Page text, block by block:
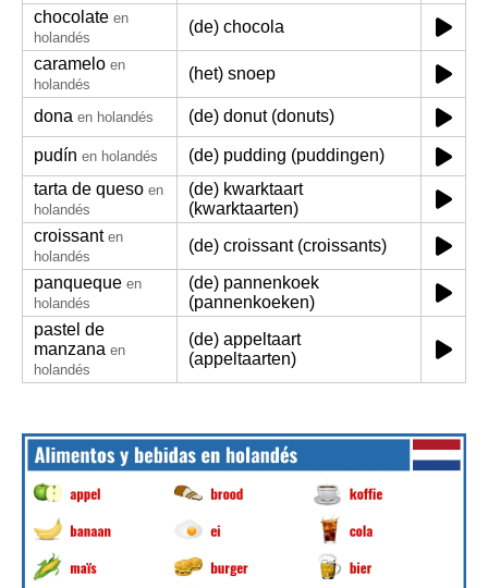
chocolate en
holandés
(de) chocola
caramelo en
holandés
(het) snoep
dona en holandés (de) donut (donuts)
pudín en holandés
(de) pudding (puddingen)
tarta de queso en
holandés
(de) kwarktaart
(kwarktaarten)
croissant en
holandés
(de) croissant (croissants)
panqueque en
holandés
(de) pannenkoek
(pannenkoeken)
pastel de
manzana en
holandés
(de) appeltaart
(appeltaarten)